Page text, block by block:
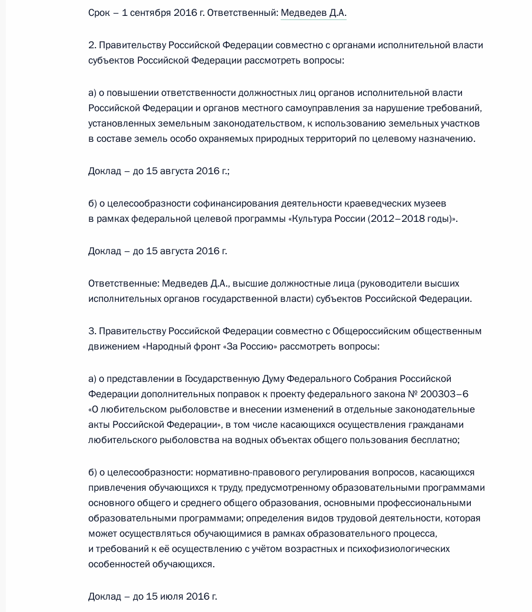
4 июля 2016 года, 21:35
народного фронта «Форум действий. Регионы»
22 июня 2016 года, 14:00
показателей социально-экономического развития
16 мая Владимир Путин проведёт заседание Комиссии
по мониторингу достижения целевых показателей социально-
15 мая 2016 года, 15:00
Дата включения в коммунальные платежи общедомовых
расходов перенесена на 1 января 2017 года
30 марта 2016 года, 14:25
Совещание с членами Правительства
13 октября 2015 года, 16:40
Перечень поручений по итогам совещания с членами
Срок – 1 сентября 2016 г. Ответственный: Медведев Д.А.
2. Правительству Российской Федерации совместно с органами исполнительной власти
субъектов Российской Федерации рассмотреть вопросы:
а) о повышении ответственности должностных лиц органов исполнительной власти
Российской Федерации и органов местного самоуправления за нарушение требований,
установленных земельным законодательством, к использованию земельных участков
в составе земель особо охраняемых природных территорий по целевому назначению.
Доклад – до 15 августа 2016 г.;
б) о целесообразности софинансирования деятельности краеведческих музеев
в рамках федеральной целевой программы «Культура России (2012–2018 годы)».
Доклад – до 15 августа 2016 г.
Ответственные: Медведев Д.А., высшие должностные лица (руководители высших
исполнительных органов государственной власти) субъектов Российской Федерации.
3. Правительству Российской Федерации совместно с Общероссийским общественным
движением «Народный фронт «За Россию» рассмотреть вопросы:
а) о представлении в Государственную Думу Федерального Собрания Российской
Федерации дополнительных поправок к проекту федерального закона № 200303–6
«О любительском рыболовстве и внесении изменений в отдельные законодательные
акты Российской Федерации», в том числе касающихся осуществления гражданами
любительского рыболовства на водных объектах общего пользования бесплатно;
б) о целесообразности: нормативно-правового регулирования вопросов, касающихся
привлечения обучающихся к труду, предусмотренному образовательными программами
основного общего и среднего общего образования, основными профессиональными
образовательными программами; определения видов трудовой деятельности, которая
может осуществляться обучающимися в рамках образовательного процесса,
и требований к её осуществлению с учётом возрастных и психофизиологических
особенностей обучающихся.
Доклад – до 15 июля 2016 г.